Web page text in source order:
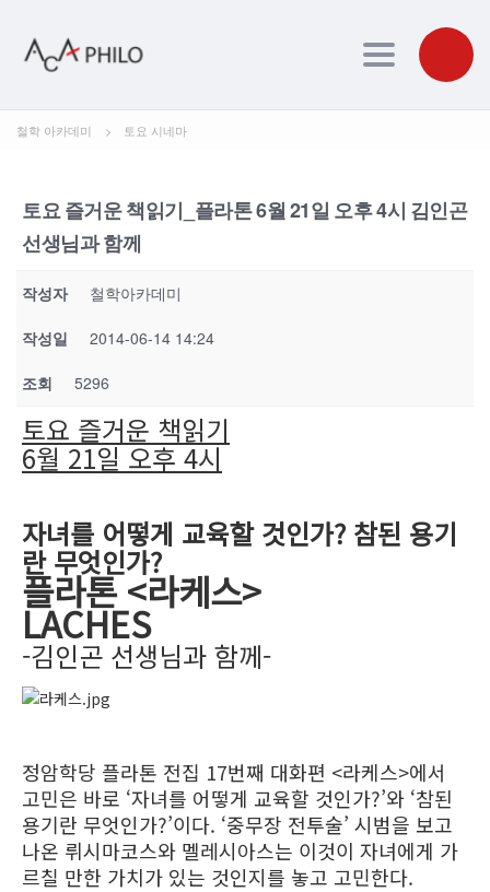
Toggle
철학 아카데미 > 토요 시네마
토요 즐거운 책읽기_플라톤 6월 21일 오후 4시 김인곤
선생님과 함께
작성자 철학아카데미
작성일 2014-06-14 14:24
조회 5296
토요 즐거운 책읽기
6월 21일 오후 4시
자녀를 어떻게 교육할 것인가? 참된 용기
란 무엇인가?
플라톤 <라케스>
LACHES
-김인곤 선생님과 함께-
정암학당 플라톤 전집 17번째 대화편 <라케스>에서
고민은 바로 ‘자녀를 어떻게 교육할 것인가?’와 ‘참된
용기란 무엇인가?’이다. ‘중무장 전투술’ 시범을 보고
나온 뤼시마코스와 멜레시아스는 이것이 자녀에게 가
르칠 만한 가치가 있는 것인지를 놓고 고민한다.